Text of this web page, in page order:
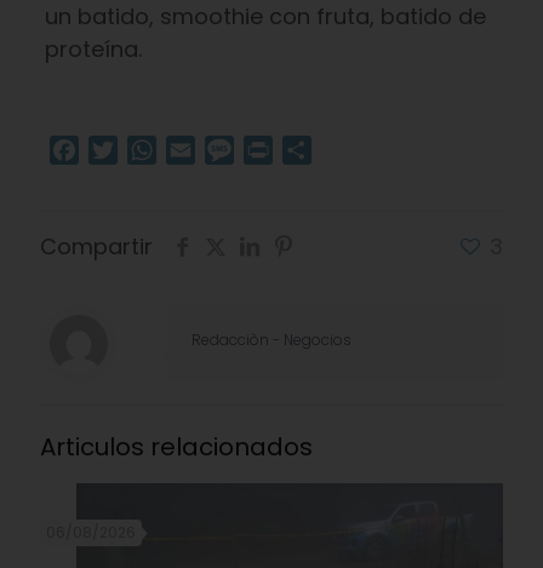
un batido, smoothie con fruta, batido de
proteína.
Facebook
TwitterWhatsApp
Email Message
Print
Compartir
Redacciòn - Negocios
Articulos relacionados